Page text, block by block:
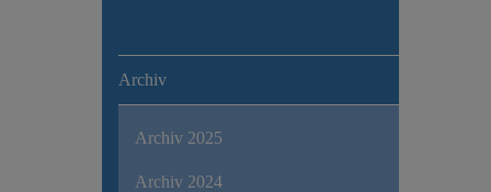
Archiv
Archiv 2025
Archiv 2024